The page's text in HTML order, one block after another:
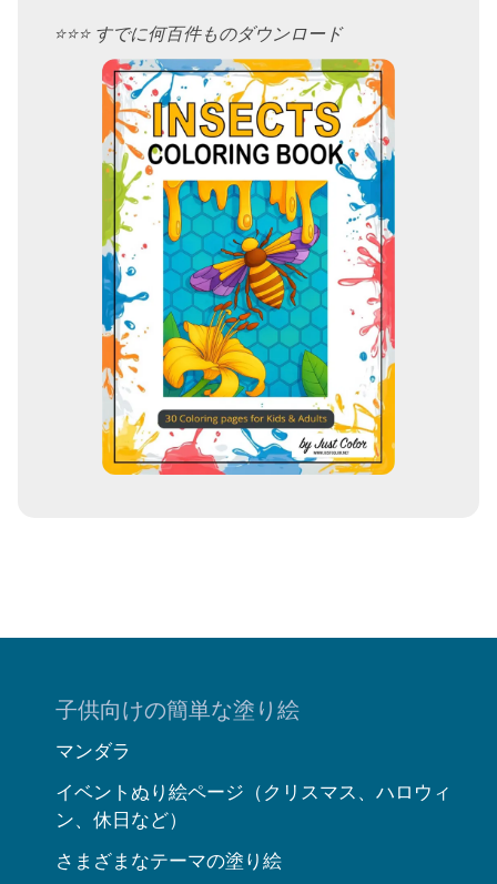
⭐️⭐️⭐️ すでに何百件ものダウンロード
子供向けの簡単な塗り絵
マンダラ
イベントぬり絵ページ（クリスマス、ハロウィ
ン、休日など）
さまざまなテーマの塗り絵